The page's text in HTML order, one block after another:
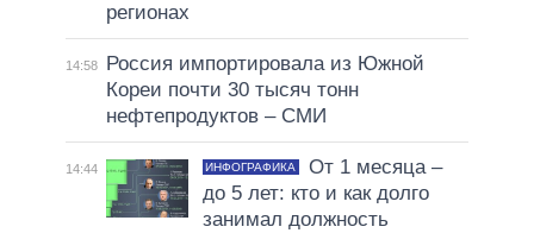
регионах
14:58
Россия импортировала из Южной
Кореи почти 30 тысяч тонн
нефтепродуктов – СМИ
14:44 ИНФОГРАФИКА
От 1 месяца –
до 5 лет: кто и как долго
занимал должность